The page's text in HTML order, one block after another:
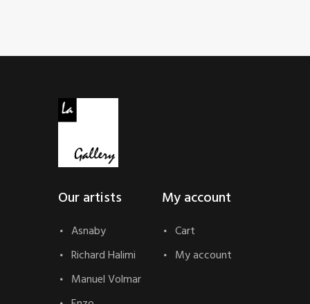
Our artists
Asnaby
Richard Halimi
Manuel Volmar
My account
Cart
My account